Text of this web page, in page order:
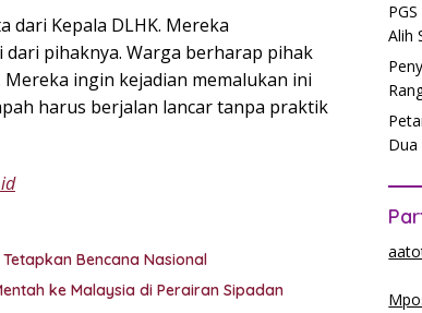
dari Kepala DLHK. Mereka
pihaknya. Warga berharap pihak
ingin kejadian memalukan ini
harus berjalan lancar tanpa praktik
Bencana Nasional
ke Malaysia di Perairan Sipadan
Alih
Dua